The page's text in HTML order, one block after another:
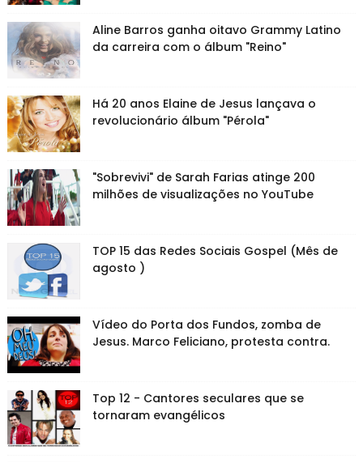
Aline Barros ganha oitavo Grammy Latino
da carreira com o álbum "Reino"
Há 20 anos Elaine de Jesus lançava o
revolucionário álbum "Pérola"
"Sobrevivi" de Sarah Farias atinge 200
milhões de visualizações no YouTube
TOP 15 das Redes Sociais Gospel (Mês de
agosto )
Vídeo do Porta dos Fundos, zomba de
Jesus. Marco Feliciano, protesta contra.
Top 12 - Cantores seculares que se
tornaram evangélicos